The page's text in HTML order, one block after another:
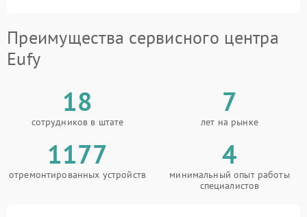
Преимущества сервисного центра
Eufy
18
сотрудников в штате
7
лет на рынке
1177
отремонтированных устройств
4
минимальный опыт работы
специалистов